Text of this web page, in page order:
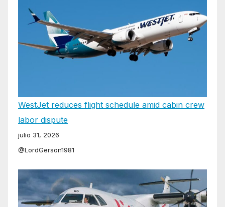
WestJet reduces flight schedule amid cabin crew
labor dispute
julio 31, 2026
@LordGerson1981